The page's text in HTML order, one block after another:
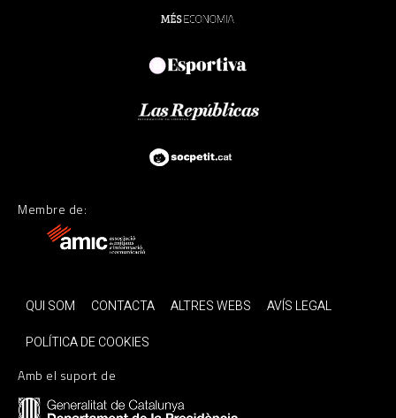
Membre de:
QUI SOM CONTACTA ALTRES WEBS
AVÍS LEGAL
POLÍTICA DE COOKIES
Amb el suport de